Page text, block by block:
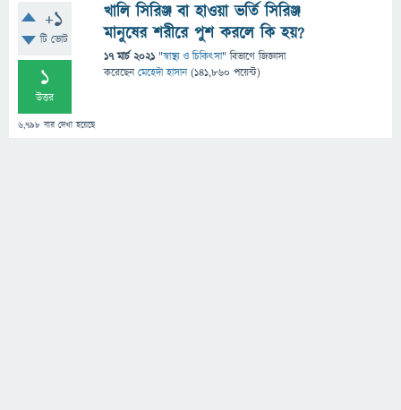
+1
টি ভোট
1
উত্তর
6,798 বার দেখা হয়েছে
খালি সিরিঞ্জ বা হাওয়া ভর্তি সিরিঞ্জ
মানুষের শরীরে পুশ করলে কি হয়?
17 মার্চ 2021 "স্বাস্থ্য ও চিকিৎসা" বিভাগে জিজ্ঞাসা
করেছেনমেহেদী হাসান (141,860 পয়েন্ট)